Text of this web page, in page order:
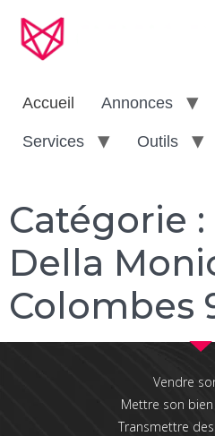
Accueil Annonces
Services Outils
Catégorie :
Della
Colombes
Vendre
Mettre son
Transmettre